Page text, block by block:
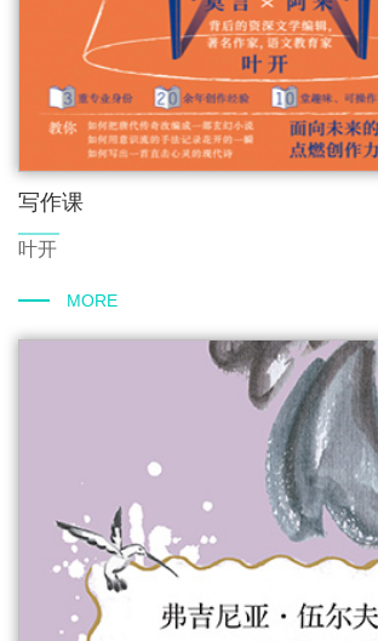
写作课
叶开
MORE